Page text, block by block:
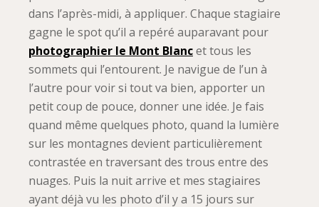
dans l’après-midi, à appliquer. Chaque stagiaire
gagne le spot qu’il a repéré auparavant pour
photographier le Mont Blancet tous les
sommets qui l’entourent. Je navigue de l’un à
l’autre pour voir si tout va bien, apporter un
petit coup de pouce, donner une idée. Je fais
quand même quelques photo, quand la lumière
sur les montagnes devient particulièrement
contrastée en traversant des trous entre des
nuages. Puis la nuit arrive et mes stagiaires
ayant déjà vu les photo d’il y a 15 jours sur